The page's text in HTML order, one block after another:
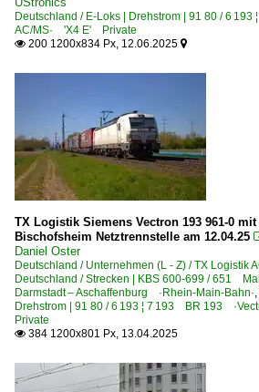
Deutschland / E-Loks | Drehstrom | 91 80 / 6
AC/MS· 'X4 E' Private
 200 1200x834 Px, 12.06.2025 
TX Logistik Siemens Vectron 193 961-0
Bischofsheim Netztrennstelle am 12.04.25
Daniel Oster
Deutschland / Unternehmen (L - Z) / TX Logistik
Deutschland / Strecken | KBS 600-699 / 651
Darmstadt – Aschaffenburg ·Rhein-Main-Bahn·,
Drehstrom | 91 80 / 6 193 ¦ 7 193 BR 193
Private
 384 1200x801 Px, 13.04.2025